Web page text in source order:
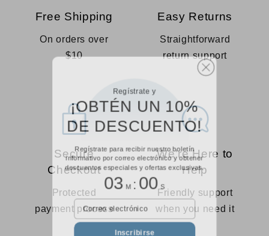
Free Shipping
On orders over
$10
Easy Returns
Straightforward
return support
Secure
Checkout
Protected
payment process
We're Here to
Help
Friendly support
when you need it
Regístrate y
¡OBTÉN UN 10%
DE DESCUENTO!
informativo por correo electrónico y obtener
descuentos especiales y ofertas exclusivas.
03 M :00 S
Correo electrónico